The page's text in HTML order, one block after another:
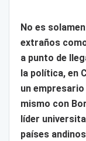
No es
extraños
a punto de
la política, en
un
mismo con
líder
países